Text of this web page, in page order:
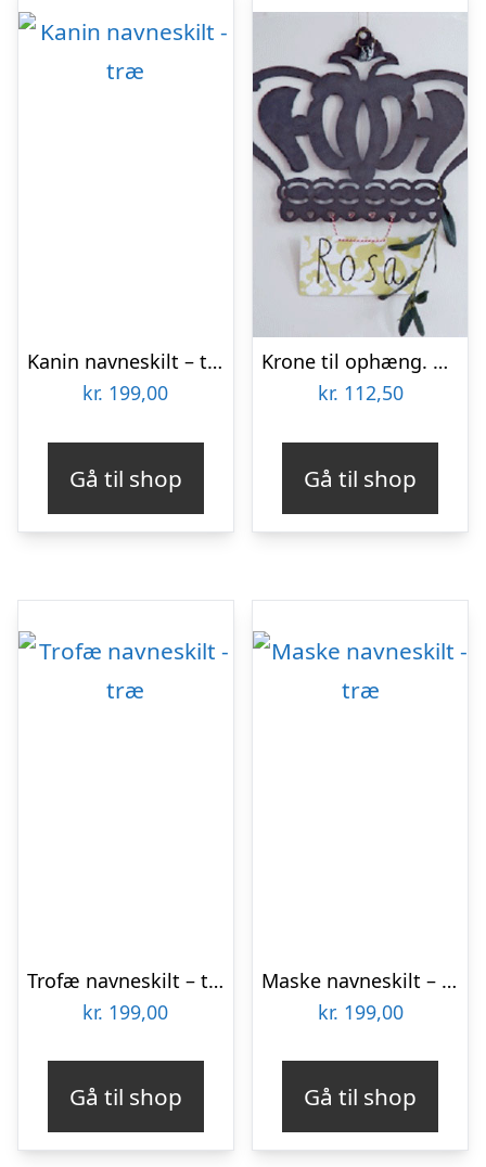
Kanin navneskilt – træ
kr. 199,00
Gå til shop
Krone til ophæng. Pynt, navneskilt mv.
kr. 112,50
Gå til shop
Trofæ navneskilt – træ
kr. 199,00
Gå til shop
Maske navneskilt – træ
kr. 199,00
Gå til shop